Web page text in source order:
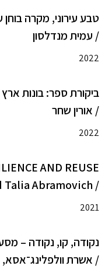
טבע עירוני, מקרה בוחן
/ עמית מנדלסון
2022
ביקורת ספר: בונות
/ אורין שחר
2022
AND REUSE
/ Marina Epstein-Pliouchtch and Talia Abramovich
2021
נקודה, קו, נקודה –
/ אשרת וולפלינג־אסא,